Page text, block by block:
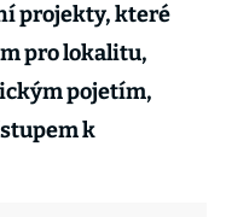
projekty, které
pro lokalitu,
pojetím,
k